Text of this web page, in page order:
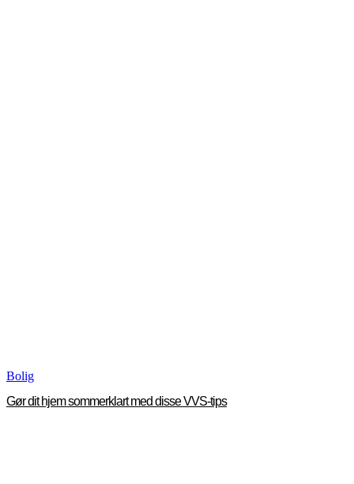
Bolig
Gør dit hjem sommerklart med disse VVS-tips